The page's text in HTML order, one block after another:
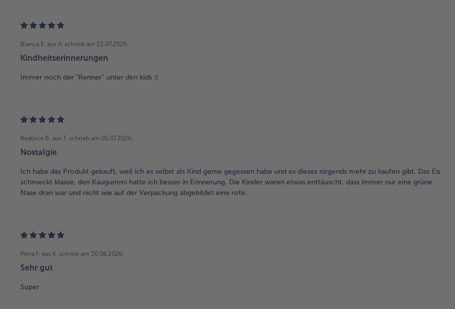
Bianca E. aus A. schrieb am 23.07.2026:
Kindheitserinnerungen
Immer noch der "Renner" unter den kids :)
Beatrice B. aus T. schrieb am 05.07.2026:
Nostalgie
Ich habe das Produkt gekauft, weil ich es selbst als Kind gerne gegessen habe und es dieses nirgends mehr zu kaufen gibt. Das Eis
schmeckt klasse, den Kaugummi hatte ich besser in Erinnerung. Die Kinder waren etwas enttäuscht, dass immer nur eine grüne
Nase dran war und nicht wie auf der Verpackung abgebildet eine rote.
Petra F. aus K. schrieb am 30.06.2026:
Sehr gut
Super